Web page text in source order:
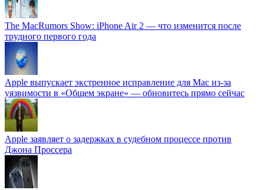
The MacRumors Show: iPhone Air 2 — что изменится после
трудного первого года
Apple выпускает экстренное исправление для Mac из-за
уязвимости в «Общем экране» — обновитесь прямо сейчас
Apple заявляет о задержках в судебном процессе против
Джона Проссера